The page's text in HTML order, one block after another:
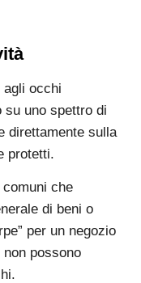
agli occhi
su uno spettro di
direttamente sulla
protetti.
che
di beni o
per un negozio
possono